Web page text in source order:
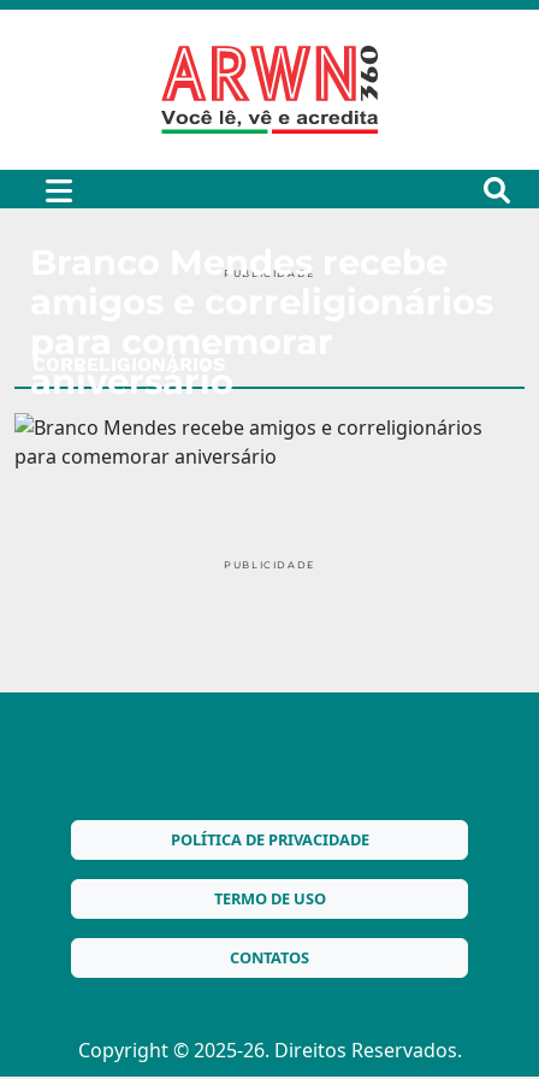
PUBLICIDADE
Branco Mendes recebe
aniversário
PUBLICIDADE
POLÍTICA DE PRIVACIDADE
TERMO DE USO
CONTATOS
Copyright © 2025-26. Direitos Reservados.